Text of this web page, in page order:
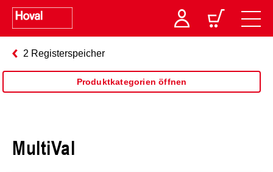
2 Registerspeicher
Produktkategorien öffnen
MultiVal